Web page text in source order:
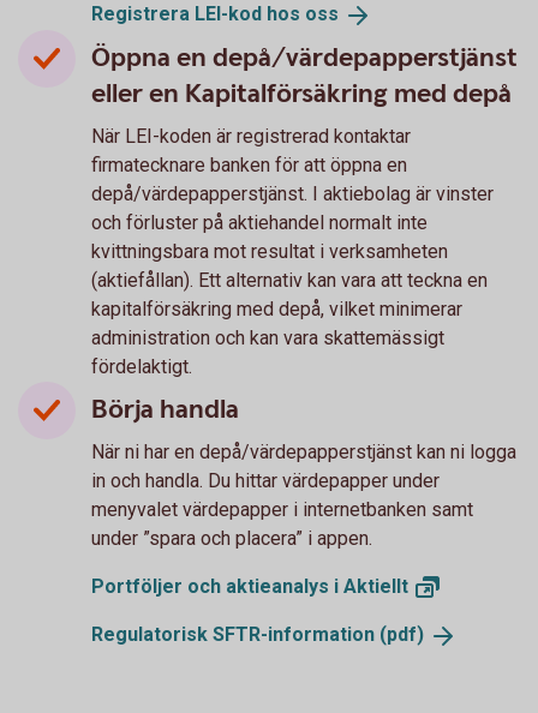
Registrera LEI-kod hos oss
Öppna en depå/värdepapperstjänst
eller en Kapitalförsäkring med depå
När LEI-koden är registrerad kontaktar
firmatecknare banken för att öppna en
depå/värdepapperstjänst. I aktiebolag är vinster
och förluster på aktiehandel normalt inte
kvittningsbara mot resultat i verksamheten
(aktiefållan). Ett alternativ kan vara att teckna en
kapitalförsäkring med depå, vilket minimerar
administration och kan vara skattemässigt
fördelaktigt.
Börja handla
När ni har en depå/värdepapperstjänst kan ni logga
in och handla. Du hittar värdepapper under
menyvalet värdepapper i internetbanken samt
under ”spara och placera” i appen.
Portföljer och aktieanalys i Aktiellt
Regulatorisk SFTR-information (pdf)